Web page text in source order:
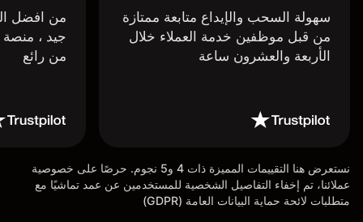
سهولة السحب والإيداع متابعة ممتازة
من قبل موظفين خدمة العملاء خلال
الأربعة والعشرون ساعة
من افضل
جيد ،
من رائع
نستعرض هنا التقييمات المميزة ذات 4 و5 نجوم. حرصًا على خصوصية
عملائنا، تم إخفاء التفاصيل الشخصية للمستخدمين عن عمد تماشيًا مع
متطلبات لائحة حماية البيانات العامة (GDPR)